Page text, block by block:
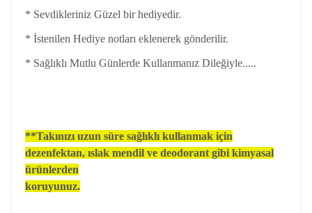
* Sevdikleriniz Güzel bir hediyedir.
* İstenilen Hediye notları eklenerek gönderilir.
* Sağlıklı Mutlu Günlerde Kullanmanız Dileğiyle.....
**Takınızı uzun süre sağlıklı kullanmak için
dezenfektan, ıslak mendil ve deodorant gibi kimyasal
ürünlerden
koruyunuz.